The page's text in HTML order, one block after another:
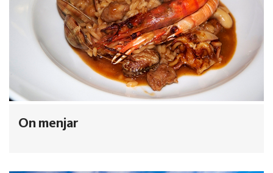
On menjar